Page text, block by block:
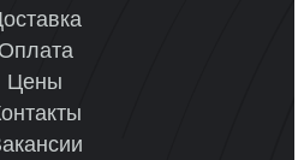
Оплата
Цены